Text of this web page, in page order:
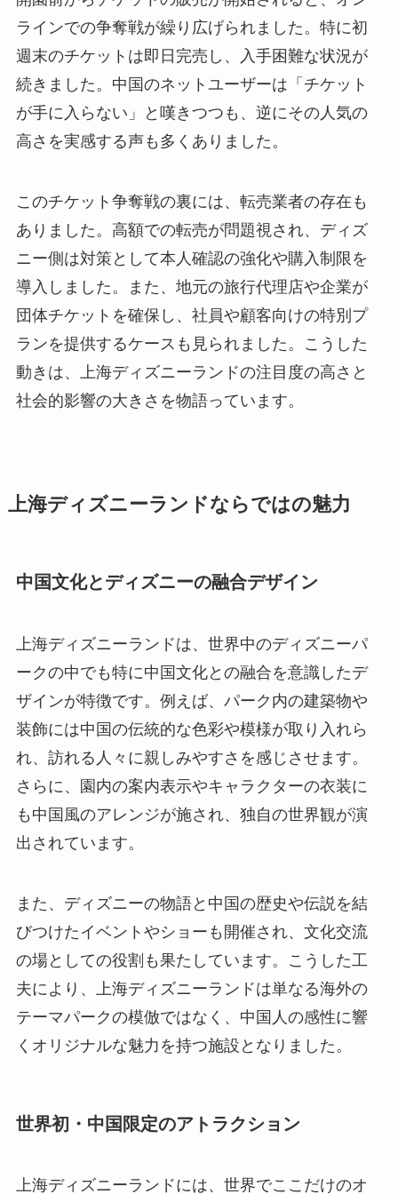
ラインでの争奪戦が繰り広げられました。特に初
週末のチケットは即日完売し、入手困難な状況が
続きました。中国のネットユーザーは「チケット
が手に入らない」と嘆きつつも、逆にその人気の
高さを実感する声も多くありました。
このチケット争奪戦の裏には、転売業者の存在も
ありました。高額での転売が問題視され、ディズ
ニー側は対策として本人確認の強化や購入制限を
導入しました。また、地元の旅行代理店や企業が
団体チケットを確保し、社員や顧客向けの特別プ
ランを提供するケースも見られました。こうした
動きは、上海ディズニーランドの注目度の高さと
社会的影響の大きさを物語っています。
上海ディズニーランドならではの魅力
中国文化とディズニーの融合デザイン
上海ディズニーランドは、世界中のディズニーパ
ークの中でも特に中国文化との融合を意識したデ
ザインが特徴です。例えば、パーク内の建築物や
装飾には中国の伝統的な色彩や模様が取り入れら
れ、訪れる人々に親しみやすさを感じさせます。
さらに、園内の案内表示やキャラクターの衣装に
も中国風のアレンジが施され、独自の世界観が演
出されています。
また、ディズニーの物語と中国の歴史や伝説を結
びつけたイベントやショーも開催され、文化交流
の場としての役割も果たしています。こうした工
夫により、上海ディズニーランドは単なる海外の
テーマパークの模倣ではなく、中国人の感性に響
くオリジナルな魅力を持つ施設となりました。
世界初・中国限定のアトラクション
上海ディズニーランドには、世界でここだけのオ